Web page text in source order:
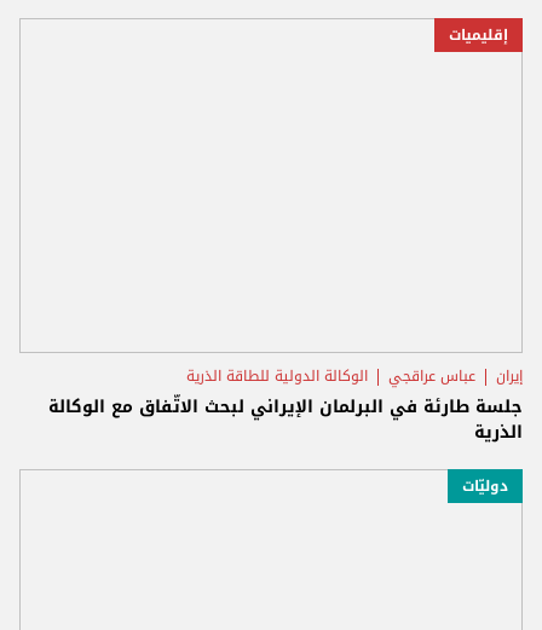
إقليميات
إيران عباس عراقجي الوكالة الدولية للطاقة الذرية
جلسة طارئة في البرلمان الإيراني لبحث الاتّفاق مع الوكالة
الذرية
دوليّات